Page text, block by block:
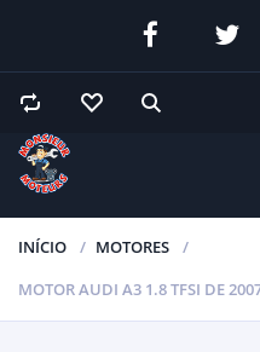
INÍCIO
MOTORES
MOTOR AUDI A3 1.8 TFSI DE